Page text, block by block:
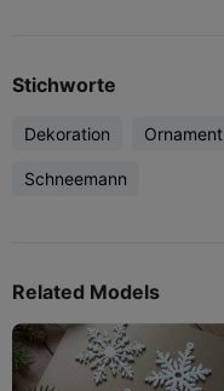
Stichworte
Dekoration Ornament
Schneemann
Related Models